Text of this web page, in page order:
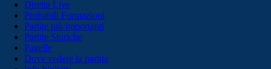
Diretta Live
Probabili Formazioni
Partite più importanti
Partite Storiche
Pagelle
Dove vedere la partita